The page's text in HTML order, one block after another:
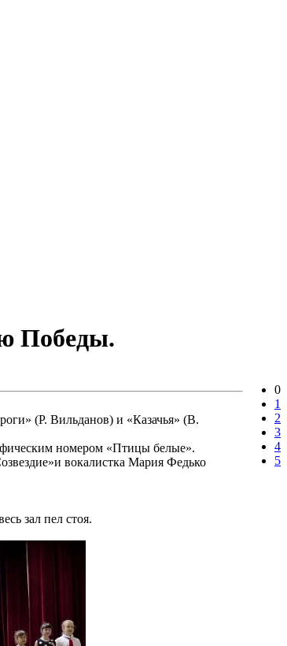
Победы.
0
1
2
3
4
5
(Р. Вильданов) и «Казачья» (В.
номером «Птицы белые».
вокалистка Мария Федько
зал пел стоя.